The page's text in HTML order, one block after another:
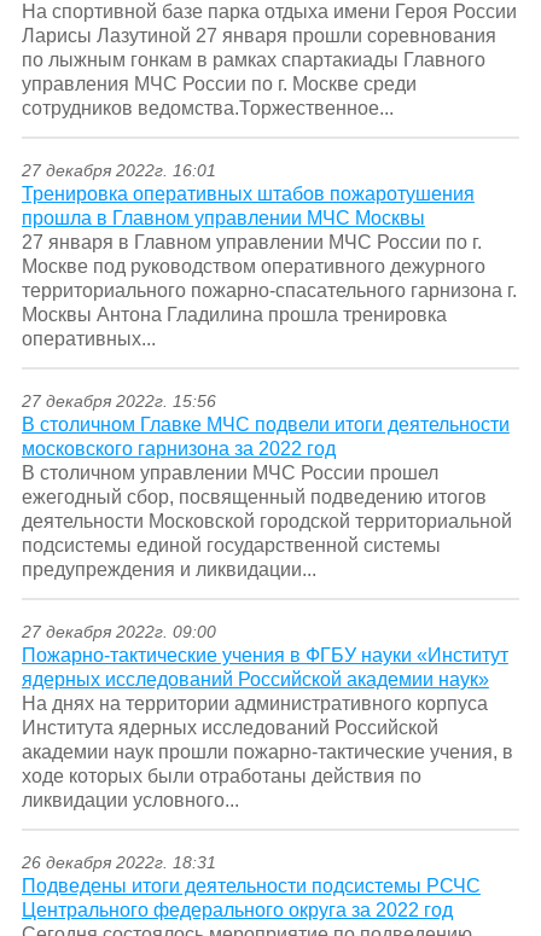
На спортивной базе парка отдыха имени Героя России
Ларисы Лазутиной 27 января прошли соревнования
по лыжным гонкам в рамках спартакиады Главного
управления МЧС России по г. Москве среди
сотрудников ведомства.Торжественное...
27 декабря 2022г. 16:01
Тренировка оперативных штабов пожаротушения
прошла в Главном управлении МЧС Москвы
27 января в Главном управлении МЧС России по г.
Москве под руководством оперативного дежурного
территориального пожарно-спасательного гарнизона г.
Москвы Антона Гладилина прошла тренировка
оперативных...
27 декабря 2022г. 15:56
В столичном Главке МЧС подвели итоги деятельности
московского гарнизона за 2022 год
В столичном управлении МЧС России прошел
ежегодный сбор, посвященный подведению итогов
деятельности Московской городской территориальной
подсистемы единой государственной системы
предупреждения и ликвидации...
27 декабря 2022г. 09:00
Пожарно-тактические учения в ФГБУ науки «Институт
ядерных исследований Российской академии наук»
На днях на территории административного корпуса
Института ядерных исследований Российской
академии наук прошли пожарно-тактические учения, в
ходе которых были отработаны действия по
ликвидации условного...
26 декабря 2022г. 18:31
Подведены итоги деятельности подсистемы РСЧС
Центрального федерального округа за 2022 год